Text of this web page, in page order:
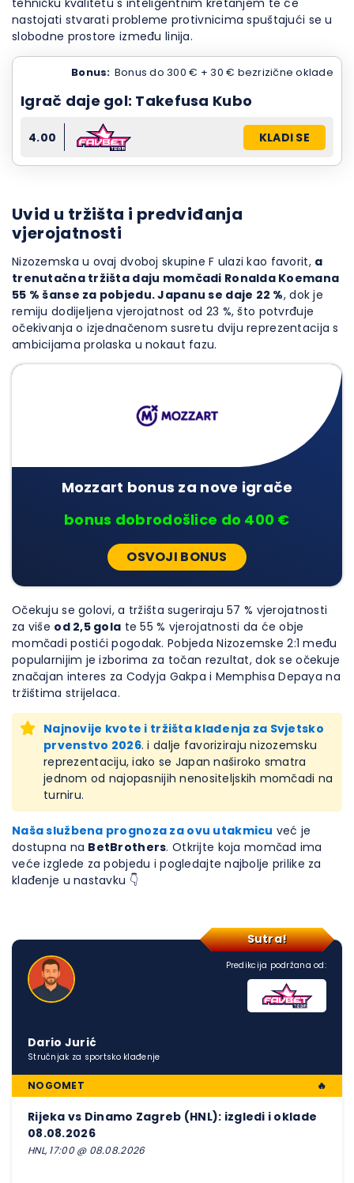
tehničku kvalitetu s inteligentnim kretanjem te će
nastojati stvarati probleme protivnicima spuštajući se u
slobodne prostore između linija.
Bonus: Bonus do 300 € + 30 € bezrizične oklade
Igrač daje gol: Takefusa Kubo
4.00 KLADI SE
Uvid u tržišta i predviđanja
vjerojatnosti
Nizozemska u ovaj dvoboj skupine F ulazi kao favorit, a
trenutačna tržišta daju momčadi Ronalda Koemana
55 % šanse za pobjedu. Japanu se daje 22 %, dok je
remiju dodijeljena vjerojatnost od 23 %, što potvrđuje
očekivanja o izjednačenom susretu dviju reprezentacija s
ambicijama prolaska u nokaut fazu.
Mozzart bonus za nove igrače
bonus dobrodošlice do 400 €
OSVOJI BONUS
Očekuju se golovi, a tržišta sugeriraju 57 % vjerojatnosti
za više od 2,5 gola te 55 % vjerojatnosti da će obje
momčadi postići pogodak. Pobjeda Nizozemske 2:1 među
popularnijim je izborima za točan rezultat, dok se očekuje
značajan interes za Codyja Gakpa i Memphisa Depaya na
tržištima strijelaca.
Najnovije kvote i tržišta klađenja za Svjetsko
prvenstvo 2026. i dalje favoriziraju nizozemsku
reprezentaciju, iako se Japan naširoko smatra
jednom od najopasnijih nenositeljskih momčadi na
turniru.
Naša službena prognoza za ovu utakmicu već je
dostupna na BetBrothers. Otkrijte koja momčad ima
veće izglede za pobjedu i pogledajte najbolje prilike za
klađenje u nastavku 👇
Sutra!
Predikcija podržana od:
Dario Jurić
Stručnjak za sportsko klađenje
NOGOMET 🔥
Rijeka vs Dinamo Zagreb (HNL): izgledi i oklade
08.08.2026
HNL, 17:00 @ 08.08.2026